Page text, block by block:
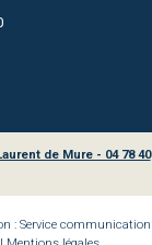
de Mure - 04 78 40
: Service communication